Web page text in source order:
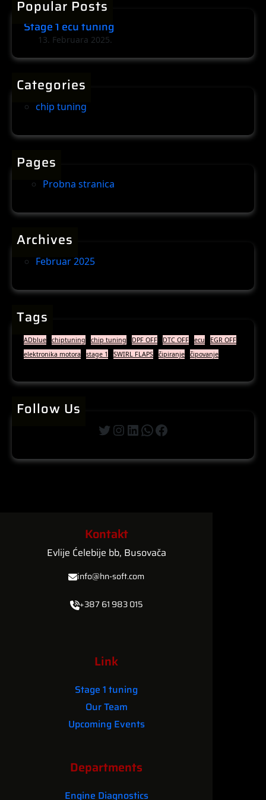
n
c
Popular Posts
Stage 1 ecu tuning
13. Februara 2025.
Categories
chip tuning
Pages
Probna stranica
Archives
Februar 2025
Tags
ADblue chiptuning chip tuning DPF OFF DTC OFF ecu
EGR OFF
elektronika motora
stage 1 SWIRL FLAPS čipiranje čipovanje
Follow Us
Twitter InstagramLinkedIn WhatsApp Facebook
Kontakt
Evlije Ćelebije bb, Busovača
info@hn-soft.com
+387 61 983 015
Link
Stage 1 tuning
Our Team
Upcoming Events
Departments
Engine Diagnostics